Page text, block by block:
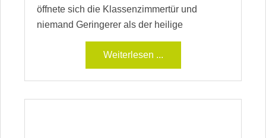
öffnete sich die Klassenzimmertür und
niemand Geringerer als der heilige
Weiterlesen ...